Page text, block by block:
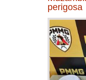
perigosa